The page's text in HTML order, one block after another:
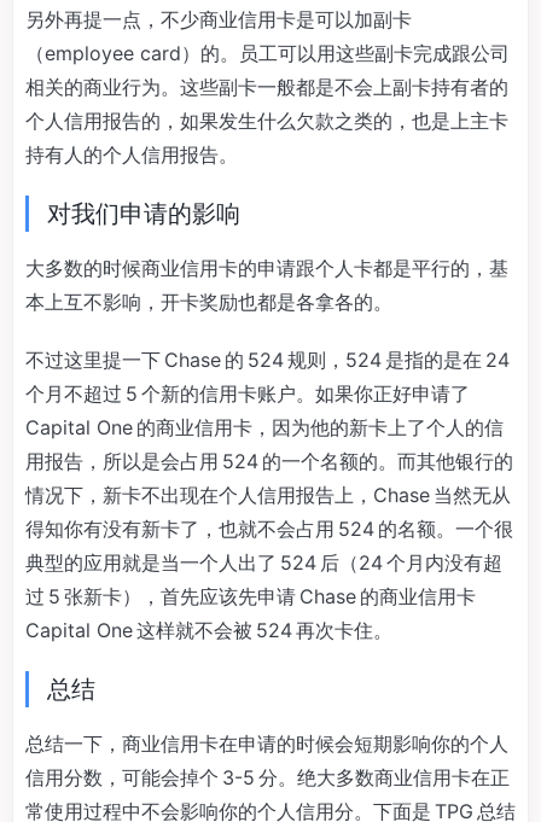
另外再提一点，不少商业信用卡是可以加副卡
（employee card）的。员工可以用这些副卡完成跟公司
相关的商业行为。这些副卡一般都是不会上副卡持有者的
个人信用报告的，如果发生什么欠款之类的，也是上主卡
持有人的个人信用报告。
对我们申请的影响
大多数的时候商业信用卡的申请跟个人卡都是平行的，基
本上互不影响，开卡奖励也都是各拿各的。
不过这里提一下 Chase 的 524 规则，524 是指的是在 24
个月不超过 5 个新的信用卡账户。如果你正好申请了
Capital One 的商业信用卡，因为他的新卡上了个人的信
用报告，所以是会占用 524 的一个名额的。而其他银行的
情况下，新卡不出现在个人信用报告上，Chase 当然无从
得知你有没有新卡了，也就不会占用 524 的名额。一个很
典型的应用就是当一个人出了 524 后（24 个月内没有超
过 5 张新卡），首先应该先申请 Chase 的商业信用卡
Capital One 这样就不会被 524 再次卡住。
总结
总结一下，商业信用卡在申请的时候会短期影响你的个人
信用分数，可能会掉个 3-5 分。绝大多数商业信用卡在正
常使用过程中不会影响你的个人信用分。下面是 TPG 总结